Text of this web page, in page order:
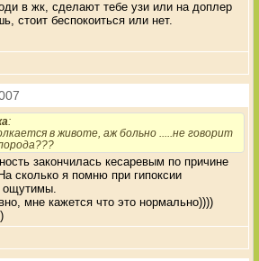
в жк, сделают тебе узи или на доплер
стоит беспокоиться или нет.
:
в животе, аж больно .....не говорит
закончилась кесаревым по причине
сколько я помню при гипоксии
мне кажется что это нормально))))